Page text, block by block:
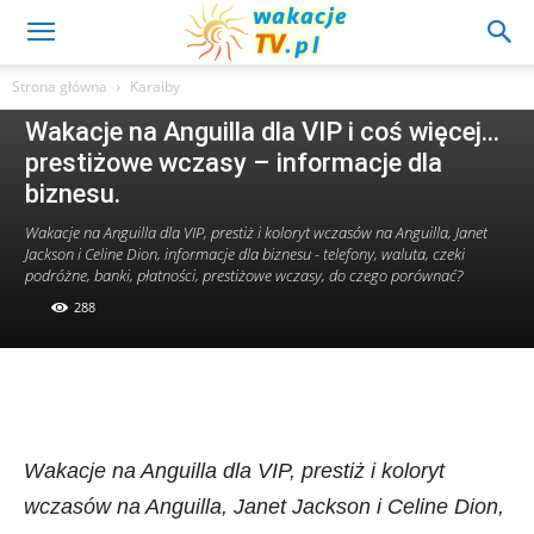
Strona główna Karaiby
Karaiby
Wakacje na Anguilla dla VIP i coś więcej…
prestiżowe wczasy – informacje dla
biznesu.
Wakacje na Anguilla dla VIP, prestiż i koloryt wczasów na Anguilla, Janet
Jackson i Celine Dion, informacje dla biznesu - telefony, waluta, czeki
podróżne, banki, płatności, prestiżowe wczasy, do czego porównać?
288
Wakacje na Anguilla dla VIP, prestiż i koloryt
wczasów na Anguilla, Janet Jackson i Celine Dion,